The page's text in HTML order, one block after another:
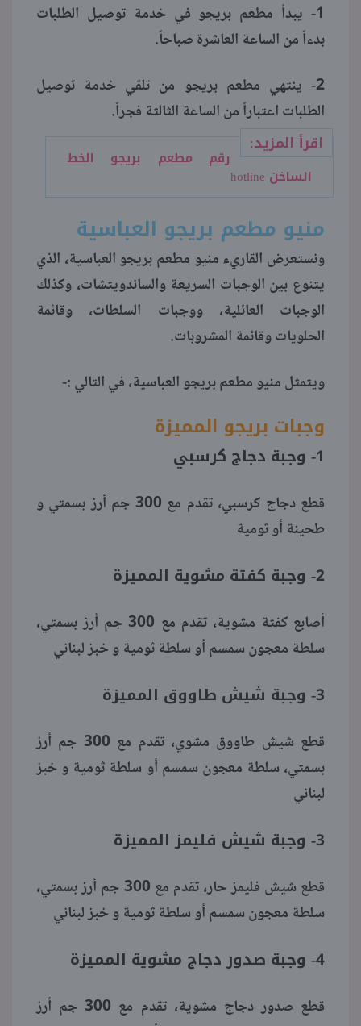
1- يبدأ مطعم بريجو في خدمة توصيل الطلبات
بدءاً من الساعة العاشرة صباحاً.
2- ينتهي مطعم بريجو من تلقي خدمة توصيل
الطلبات اعتباراً من الساعة الثالثة فجراً.
اقرأ المزيد:
رقم مطعم بريجو الخط
الساخن hotline
منيو مطعم بريجو العباسية
ونستعرض القاريء منيو مطعم بريجو العباسية، الذي
يتنوع بين الوجبات السريعة والساندويتشات، وكذلك
الوجبات العائلية، ووجبات السلطات، وقائمة
الحلويات وقائمة المشروبات.
ويتمثل منيو مطعم بريجو العباسية، في التالي :-
وجبات بريجو المميزة
1- وجبة دجاج كرسبي
قطع دجاج كرسبي، تقدم مع 300 جم أرز بسمتي و
طحينة أو ثومية
2- وجبة كفتة مشوية المميزة
أصابع كفتة مشوية، تقدم مع 300 جم أرز بسمتي،
سلطة معجون سمسم أو سلطة ثومية و خبز لبناني
3- وجبة شيش طاووق المميزة
قطع شيش طاووق مشوي، تقدم مع 300 جم أرز
بسمتي، سلطة معجون سمسم أو سلطة ثومية و خبز
لبناني
3- وجبة شيش فليمز المميزة
قطع شيش فليمز حار، تقدم مع 300 جم أرز بسمتي،
سلطة معجون سمسم أو سلطة ثومية و خبز لبناني
4- وجبة صدور دجاج مشوية المميزة
قطع صدور دجاج مشوية، تقدم مع 300 جم أرز